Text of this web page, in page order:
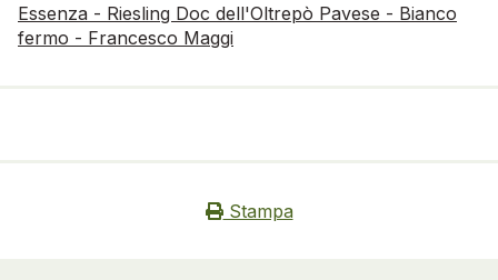
Essenza - Riesling Doc dell'Oltrepò Pavese - Bianco
fermo - Francesco Maggi
Stampa